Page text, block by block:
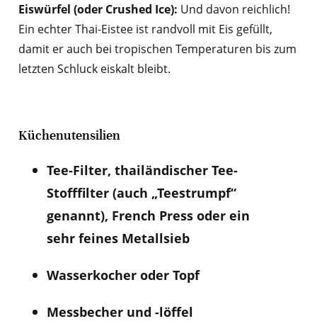
Eiswürfel (oder Crushed Ice): Und davon reichlich!
Ein echter Thai-Eistee ist randvoll mit Eis gefüllt,
damit er auch bei tropischen Temperaturen bis zum
letzten Schluck eiskalt bleibt.
Küchenutensilien
Tee-Filter, thailändischer Tee-
Stofffilter (auch „Teestrumpf“
genannt), French Press oder ein
sehr feines Metallsieb
Wasserkocher oder Topf
Messbecher und -löffel